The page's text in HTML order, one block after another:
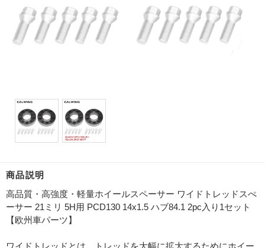
商品説明
高品質・高強度・軽量ホイールスペーサー ワイドトレッドスぺ
ーサー 21ミリ 5H用 PCD130 14x1.5 ハブ84.1 2pc入り1セット
【欧州車パーツ】
ワイドトレッドとは、トレッドを大幅に拡大するためにホイー